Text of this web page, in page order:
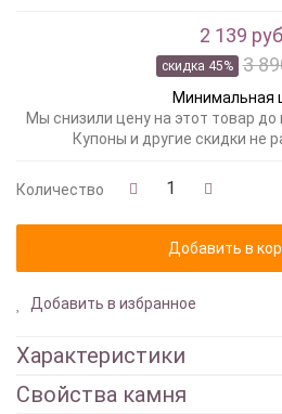
2 139
скидка 45% 3
Минимальная
Мы снизили цену на этот товар
Купоны и другие скидки не
Количество
Добавить в избранное
Характеристики
Свойства камня